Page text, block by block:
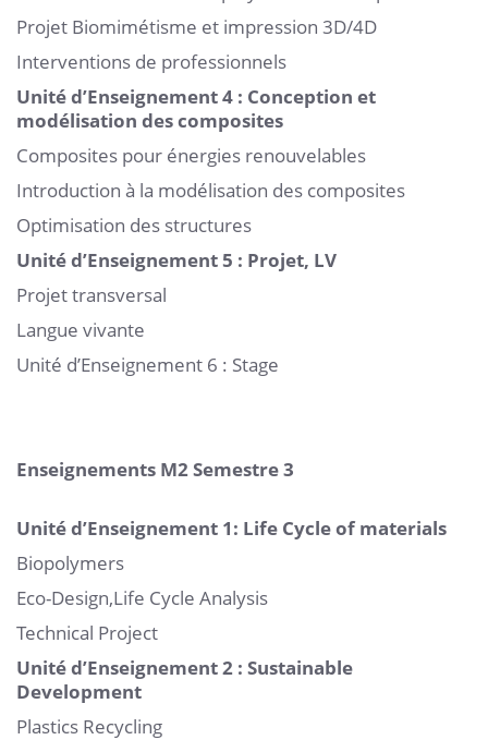
Projet Biomimétisme et impression 3D/4D
Interventions de professionnels
Unité d’Enseignement 4 : Conception et
modélisation des composites
Composites pour énergies renouvelables
Introduction à la modélisation des composites
Optimisation des structures
Unité d’Enseignement 5 : Projet, LV
Projet transversal
Langue vivante
Unité d’Enseignement 6 : Stage
Enseignements M2 Semestre 3
Unité d’Enseignement 1: Life Cycle of materials
Biopolymers
Eco-Design,Life Cycle Analysis
Technical Project
Unité d’Enseignement 2 : Sustainable
Development
Plastics Recycling